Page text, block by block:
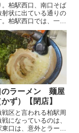
。柏駅西口、南口そば
射状に出ている通りの
。柏駅西口では、一番
に飲み屋さんやおねえ
おねえちゃんのいる店
です。 あさひ通りの
のところにらーめん
んがあります。黄色
のラーメン 麺屋
ず）【閉店】
戦区と言われる柏駅周
になっているのは、
東口は、意外とラーメ